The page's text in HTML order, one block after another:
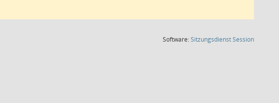
Software:SitzungsdienstSession(Wird in